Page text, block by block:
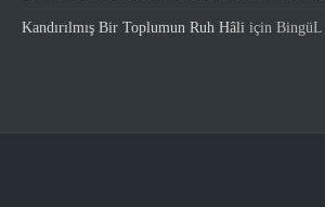
Kandırılmış Bir Toplumun Ruh Hâli için BingüL